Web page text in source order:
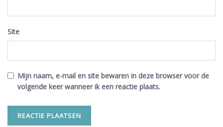
Site
Mijn naam, e-mail en site bewaren in deze browser voor de
volgende keer wanneer ik een reactie plaats.